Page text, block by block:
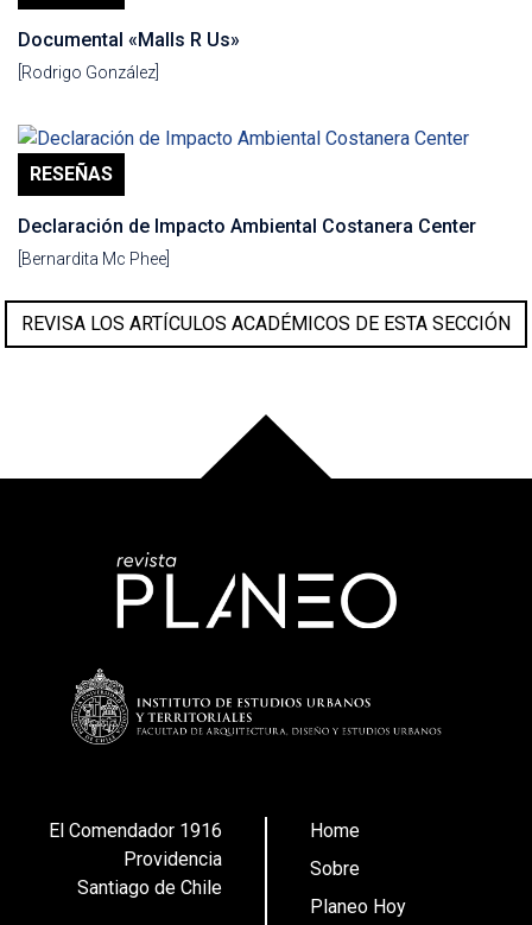
Documental «Malls R Us»
[Rodrigo González]
RESEÑAS
Declaración de Impacto Ambiental Costanera Center
[Bernardita Mc Phee]
REVISA LOS ARTÍCULOS ACADÉMICOS DE ESTA SECCIÓN
El Comendador 1916
Providencia
Santiago de Chile
Home
Sobre
Planeo Hoy